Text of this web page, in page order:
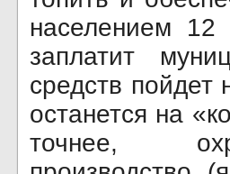
населением 12
заплатит
средств пойдет
останется на
точ­нее,